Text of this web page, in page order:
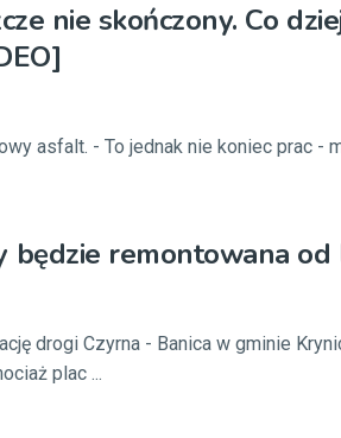
nie skończony. Co
asfalt. - To jednak nie koniec prac -
będzie remontowana od
drogi Czyrna - Banica w gminie
plac ...